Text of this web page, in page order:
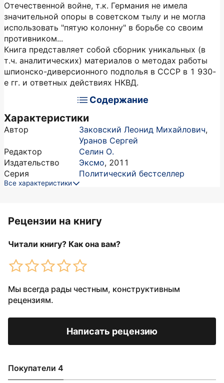
Отечественной войне, т.к. Германия не имела
значительной опоры в советском тылу и не могла
использовать "пятую колонну" в борьбе со своим
противником...
Книга представляет собой сборник уникальных (в
т.ч. аналитических) материалов о методах работы
шпионско-диверсионного подполья в СССР в 1 930-
е гг. и ответных действиях НКВД.
Содержание
Характеристики
Автор Заковский Леонид Михайлович,
Уранов Сергей
Редактор
Селин О.
Издательство
Эксмо, 2011
Серия
Политический бестселлер
Все характеристики
Рецензии на книгу
Читали книгу? Как она вам?
Мы всегда рады честным, конструктивным
рецензиям.
Написать рецензию
Покупатели 4